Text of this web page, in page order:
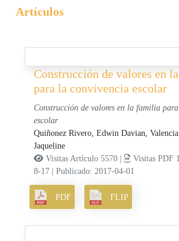
Artículos
Construcción de valores en
para la convivencia escolar
Construcción de valores en la familia
escolar
Quiñonez Rivero, Edwin Davian,
Jaqueline
Visitas Artículo 5570 |
Visitas PDF
8-17
|Publicado: 2017-04-01
PDF FLIP